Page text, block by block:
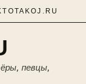
певцы,